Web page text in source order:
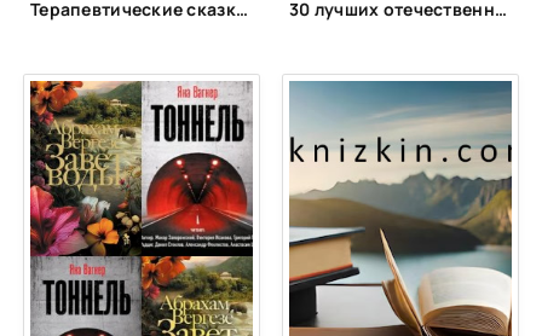
Терапевтические сказки для детей! 30 лучших отечественных фэнтези циклов